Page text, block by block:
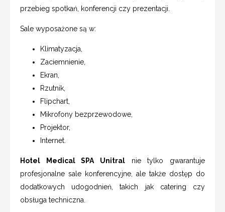
przebieg spotkań, konferencji czy prezentacji.
Sale wyposażone są w:
Klimatyzacja,
Zaciemnienie,
Ekran,
Rzutnik,
Flipchart,
Mikrofony bezprzewodowe,
Projektor,
Internet.
Hotel Medical SPA Unitral nie tylko gwarantuje
profesjonalne sale konferencyjne, ale także dostęp do
dodatkowych udogodnień, takich jak catering czy
obsługa techniczna.